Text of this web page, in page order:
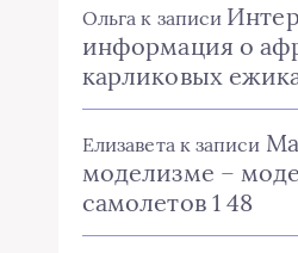
Ольга к записи
информация о
карликовых
Елизаветак записи
моделизме –
самолетов 1 48